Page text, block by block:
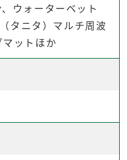
ウォーターベット
タニタ）マルチ周波
ットほか